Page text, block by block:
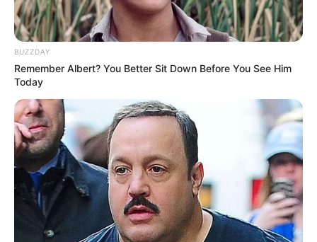
BUZZDAY
Remember Albert? You Better Sit Down Before You See Him
Today